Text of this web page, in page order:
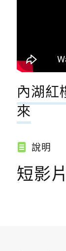
內湖紅
來
說明
短影